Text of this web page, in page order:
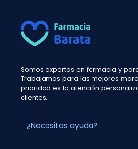
Somos expertos en farmacia y
Trabajamos para las mejores
prioridad es la atención
clientes.
¿Necesitas ayuda?